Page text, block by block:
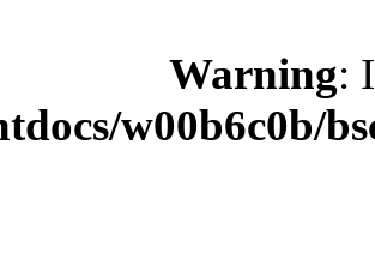
Warning:
w00b6c0b/